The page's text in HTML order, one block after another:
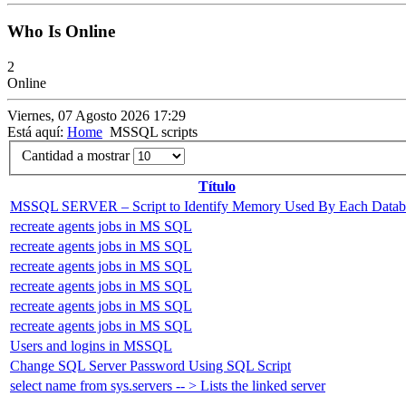
Who Is Online
2
Online
Viernes, 07 Agosto 2026 17:29
Está aquí: Home MSSQL scripts
Cantidad a mostrar
Título
MSSQL SERVER – Script to Identify Memory Used By Each
recreate agents jobs in MS SQL
recreate agents jobs in MS SQL
recreate agents jobs in MS SQL
recreate agents jobs in MS SQL
recreate agents jobs in MS SQL
recreate agents jobs in MS SQL
Users and logins in MSSQL
Change SQL Server Password Using SQL Script
select name from sys.servers -- > Lists the linked server